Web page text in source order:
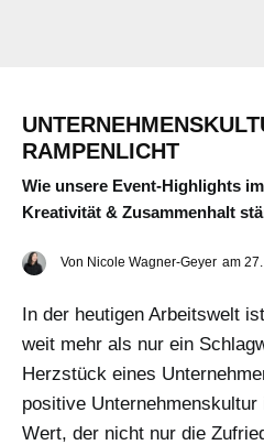
RAMPENLICHT
Wie unsere Event-Highlights
Kreativität & Zusammenhalt
Von Nicole Wagner-Geyer am
In der heutigen Arbeitswelt
weit mehr als nur ein
Herzstück eines
positive
Wert, der nicht nur die